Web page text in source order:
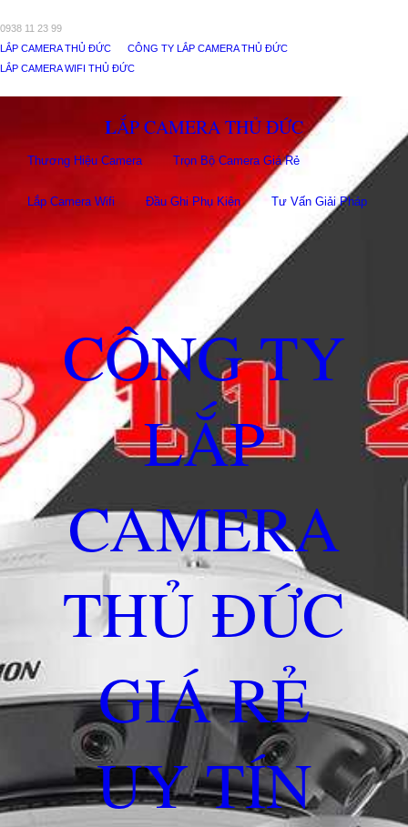
0938 11 23 99
LẮP CAMERA THỦ ĐỨC
CÔNG TY LẮP CAMERA THỦ ĐỨC
LẮP CAMERA WIFI THỦ ĐỨC
LẮP CAMERA THỦ ĐỨC
Thương Hiệu Camera Trọn Bộ Camera Giá Rẻ
Lắp Camera Wifi Đầu Ghi Phụ Kiên Tư Vấn Giải Pháp
CÔNG TY
LẮP
CAMERA
THỦ ĐỨC
GIÁ RẺ
UY TÍN